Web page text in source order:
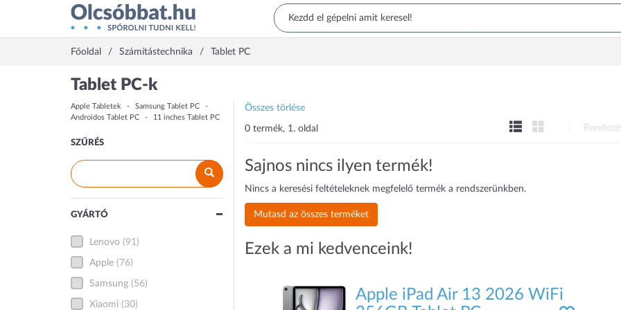
Főoldal Számítástechnika Tablet PC
Tablet PC-k
Apple Tabletek
Samsung Tablet PC
Androidos Tablet PC
11 inches Tablet PC
SZŰRÉS
GYÁRTÓ
Lenovo (91)
Apple (76)
Samsung (56)
Xiaomi (30)
Összes törlése
0 termék, 1. oldal
Sajnos nincs ilyen termék!
Nincs a keresési feltételeknek megfelelő termék a rendszerünkben.
Mutasd az összes terméket
Ezek a mi kedvenceink!
Apple iPad Air 13 2026 WiFi